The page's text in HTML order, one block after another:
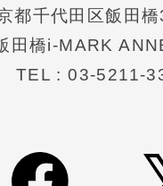
都千代⽥区飯⽥
田橋i-MARK
TEL : 03-5211-